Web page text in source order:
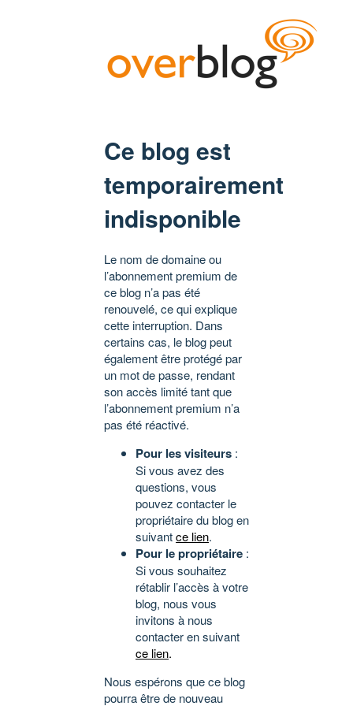
Ce blog est
temporairement
indisponible
Le nom de domaine ou
l’abonnement premium de
ce blog n’a pas été
renouvelé, ce qui explique
cette interruption. Dans
certains cas, le blog peut
également être protégé par
un mot de passe, rendant
son accès limité tant que
l’abonnement premium n’a
pas été réactivé.
Pour les visiteurs :
Si vous avez des
questions, vous
pouvez contacter le
propriétaire du blog en
suivantce lien.
Pour le propriétaire :
Si vous souhaitez
rétablir l’accès à votre
blog, nous vous
invitons à nous
contacter en suivant
ce lien.
Nous espérons que ce blog
pourra être de nouveau